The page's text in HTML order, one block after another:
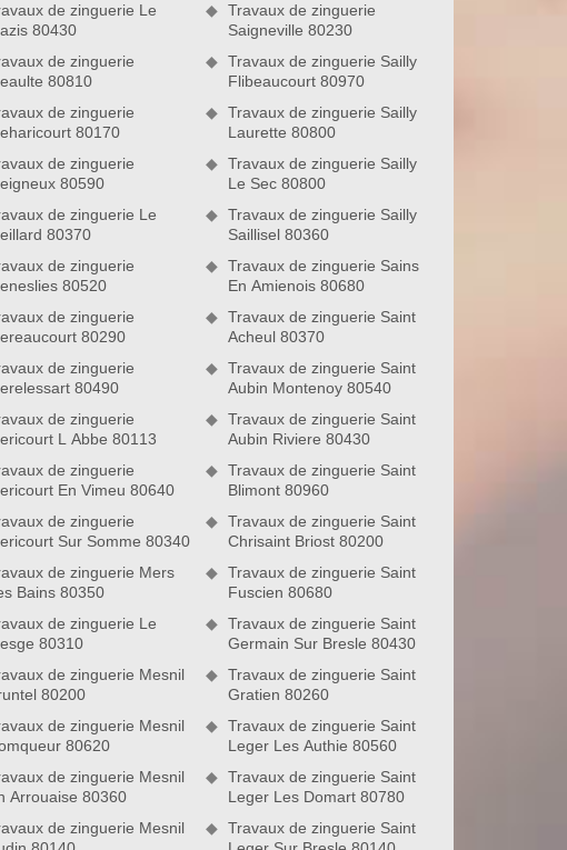
de zinguerie Le
80430
de zinguerie
80810
de zinguerie
80170
de zinguerie
80590
de zinguerie Le
80370
de zinguerie
80520
de zinguerie
80290
de zinguerie
80490
de zinguerie
L Abbe 80113
de zinguerie
En Vimeu 80640
de zinguerie
Sur Somme 80340
de zinguerie Mers
Bains 80350
de zinguerie Le
80310
de zinguerie Mesnil
80200
de zinguerie Mesnil
80620
de zinguerie Mesnil
Arrouaise 80360
de zinguerie Mesnil
Travaux de zinguerie
Saigneville 80230
Travaux de zinguerie Sailly
Flibeaucourt 80970
Travaux de zinguerie Sailly
Laurette 80800
Travaux de zinguerie Sailly
Le Sec 80800
Travaux de zinguerie Sailly
Saillisel 80360
Travaux de zinguerie Sains
En Amienois 80680
Travaux de zinguerie Saint
Acheul 80370
Travaux de zinguerie Saint
Aubin Montenoy 80540
Travaux de zinguerie Saint
Aubin Riviere 80430
Travaux de zinguerie Saint
Blimont 80960
Travaux de zinguerie Saint
Chrisaint Briost 80200
Travaux de zinguerie Saint
Fuscien 80680
Travaux de zinguerie Saint
Germain Sur Bresle 80430
Travaux de zinguerie Saint
Gratien 80260
Travaux de zinguerie Saint
Leger Les Authie 80560
Travaux de zinguerie Saint
Leger Les Domart 80780
Travaux de zinguerie Saint